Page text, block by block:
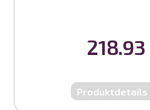
218.93
Produktdetails